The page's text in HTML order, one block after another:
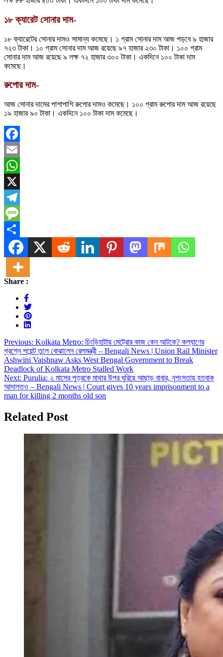
১৮ ক্যারেট সোনার দাম-
১৮ ক্যারেটের সোনার দামও সামান্য কমেছে। ১ গ্রাম সোনার দাম আজ পড়বে ৯ হাজার
৭২৩ টাকা। ১০ গ্রাম সোনার দাম আজ রয়েছে ৯৭ হাজার ২৩০ টাকা। ১০০ গ্রাম
সোনার দাম আজ রয়েছে ৯ লক্ষ ৭২ হাজার ৩০০ টাকা। একদিনে ১০০ টাকা দাম
কমেছে।
রুপোর দাম-
আজ সোনার দামের পাশাপাশি রুপোর দামও কমেছে। ১০০ গ্রাম রুপোর দাম আজ রয়েছে
১৯ হাজার ৯০ টাকা। একদিনে ১০০ টাকা দাম কমেছে।
Facebook
Email
WhatsApp
X
Telegram
Message
Share
Share :
Post
navigation
Previous: Kolkata Metro: চিংড়িহাটায় মেট্রোর কাজ কেন আটকে? কল্যাণের
প্রশ্নে পয়েন্ট তুলে বোঝালেন রেলমন্ত্রী – Bengali News | Union Rail Minister
Ashwini Vaishnaw Asks West Bengal Government to Break
Deadlock of Kolkata Metro Stalled Work
Next: Purulia: ২ মাসের পুত্রকে মাথার উপর ঘুরিয়ে আছাড় বাবার, নৃশংসতায় হতবাক
আদালতও – Bengali News | Court gives 10 years imprisonment to a
man for killing 2 months old son
Related Post